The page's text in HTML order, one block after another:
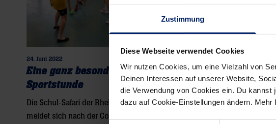
Zustimmung
Diese Webseite verwendet Cookies
Wir nutzen Cookies, um eine Vielzahl von
Deinen Interessen auf unserer Website,
die Verwendung von Cookies ein. Du
dazu auf Cookie-Einstellungen ändern.
24. Juni 2022
Eine ganz besondere
Sportstunde
Die Schul-Safari der Rhein-Neckar Löwen
meldet sich nach der Corona-
Die neue
Patrick Groetzki
Patrick Groetzki macht